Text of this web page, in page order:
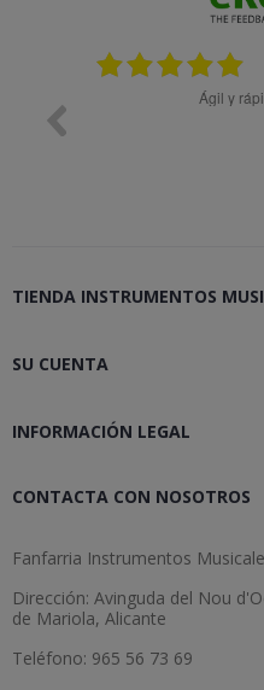
Ágil y
TIENDA INSTRUMENTOS
SU CUENTA
INFORMACIÓN LEGAL
CONTACTA CON NOSOTROS
Fanfarria Instrumentos
Dirección: Avinguda del Nou
de Mariola, Alicante
Teléfono: 965 56 73 69